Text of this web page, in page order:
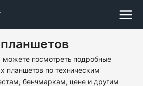
можете посмотреть подробные
планшетов по техническим
бенчмаркам, цене и другим